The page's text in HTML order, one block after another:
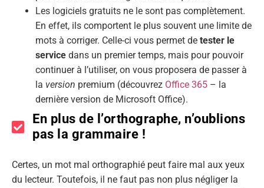
Les logiciels gratuits ne le sont pas complètement.
En effet, ils comportent le plus souvent une limite de
mots à corriger. Celle-ci vous permet de tester le
service dans un premier temps, mais pour pouvoir
continuer à l’utiliser, on vous proposera de passer à
la version premium (découvrez Office 365 – la
dernière version de Microsoft Office).
En plus de l’orthographe, n’oublions
pas la grammaire !
Certes, un mot mal orthographié peut faire mal aux yeux
du lecteur. Toutefois, il ne faut pas non plus négliger la